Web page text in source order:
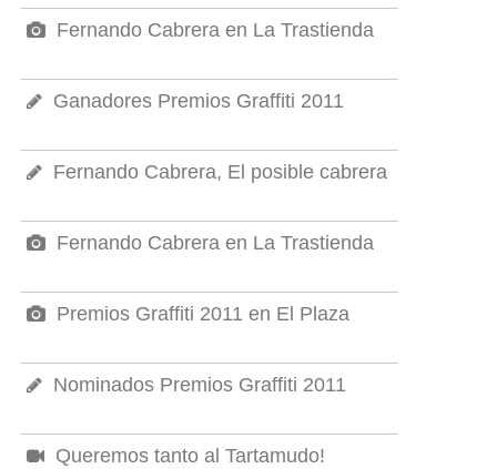
Fernando Cabrera en La Trastienda
Ganadores Premios Graffiti 2011
Fernando Cabrera, El posible cabrera
Fernando Cabrera en La Trastienda
Premios Graffiti 2011 en El Plaza
Nominados Premios Graffiti 2011
Queremos tanto al Tartamudo!